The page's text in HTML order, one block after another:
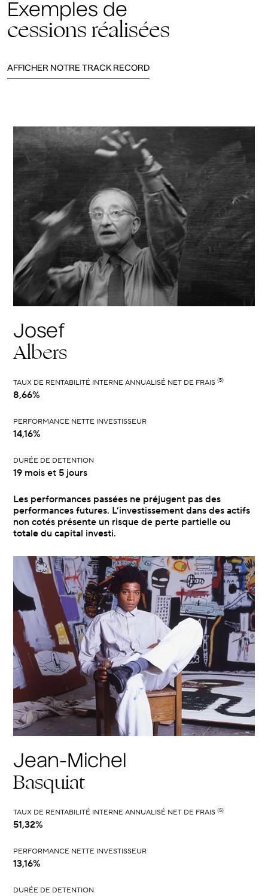
Exemples de
cessions réalisées
AFFICHER NOTRE TRACK RECORD
Josef
Albers
TAUX DE RENTABILITÉ INTERNE ANNUALISÉ NET DE FRAIS (5)
8,66%
PERFORMANCE NETTE INVESTISSEUR
14,16%
DURÉE DE DETENTION
19 mois et 5 jours
Les performances passées ne préjugent pas des
performances futures. L’investissement dans des actifs
non cotés présente un risque de perte partielle ou
totale du capital investi.
Jean-Michel
Basquiat
TAUX DE RENTABILITÉ INTERNE ANNUALISÉ NET DE FRAIS (5)
51,32%
PERFORMANCE NETTE INVESTISSEUR
13,16%
DURÉE DE DETENTION